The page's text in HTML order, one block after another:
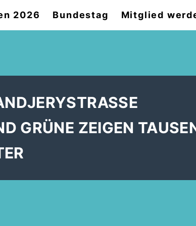
2026 Bundestag Mitglied
GRÜNE ZEIGEN